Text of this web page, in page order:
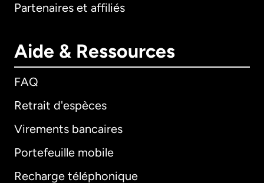
Partenaires et affiliés
Aide & Ressources
FAQ
Retrait d'espèces
Virements bancaires
Portefeuille mobile
Recharge téléphonique